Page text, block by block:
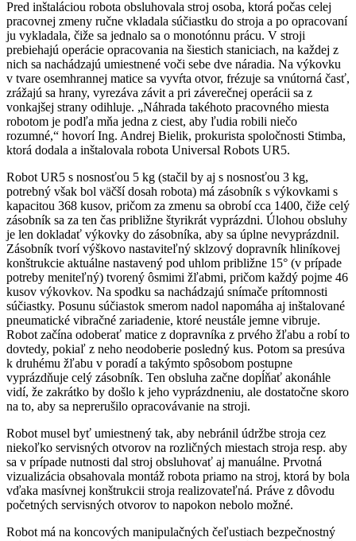
Pred inštaláciou robota obsluhovala stroj osoba, ktorá počas celej
pracovnej zmeny ručne vkladala súčiastku do stroja a po opracovaní
ju vykladala, čiže sa jednalo sa o monotónnu prácu. V stroji
prebiehajú operácie opracovania na šiestich staniciach, na každej z
nich sa nachádzajú umiestnené voči sebe dve náradia. Na výkovku
v tvare osemhrannej matice sa vyvŕta otvor, frézuje sa vnútorná časť,
zrážajú sa hrany, vyrezáva závit a pri záverečnej operácii sa z
vonkajšej strany odihluje. „Náhrada takéhoto pracovného miesta
robotom je podľa mňa jedna z ciest, aby ľudia robili niečo
rozumné,“ hovorí Ing. Andrej Bielik, prokurista spoločnosti Stimba,
ktorá dodala a inštalovala robota Universal Robots UR5.
Robot UR5 s nosnosťou 5 kg (stačil by aj s nosnosťou 3 kg,
potrebný však bol väčší dosah robota) má zásobník s výkovkami s
kapacitou 368 kusov, pričom za zmenu sa obrobí cca 1400, čiže celý
zásobník sa za ten čas približne štyrikrát vyprázdni. Úlohou obsluhy
je len dokladať výkovky do zásobníka, aby sa úplne nevyprázdnil.
Zásobník tvorí výškovo nastaviteľný sklzový dopravník hliníkovej
konštrukcie aktuálne nastavený pod uhlom približne 15° (v prípade
potreby meniteľný) tvorený ôsmimi žľabmi, pričom každý pojme 46
kusov výkovkov. Na spodku sa nachádzajú snímače prítomnosti
súčiastky. Posunu súčiastok smerom nadol napomáha aj inštalované
pneumatické vibračné zariadenie, ktoré neustále jemne vibruje.
Robot začína odoberať matice z dopravníka z prvého žľabu a robí to
dovtedy, pokiaľ z neho neodoberie posledný kus. Potom sa presúva
k druhému žľabu v poradí a takýmto spôsobom postupne
vyprázdňuje celý zásobník. Ten obsluha začne dopĺňať akonáhle
vidí, že zakrátko by došlo k jeho vyprázdneniu, ale dostatočne skoro
na to, aby sa neprerušilo opracovávanie na stroji.
Robot musel byť umiestnený tak, aby nebránil údržbe stroja cez
niekoľko servisných otvorov na rozličných miestach stroja resp. aby
sa v prípade nutnosti dal stroj obsluhovať aj manuálne. Prvotná
vizualizácia obsahovala montáž robota priamo na stroj, ktorá by bola
vďaka masívnej konštrukcii stroja realizovateľná. Práve z dôvodu
početných servisných otvorov to napokon nebolo možné.
Robot má na koncových manipulačných čeľustiach bezpečnostný